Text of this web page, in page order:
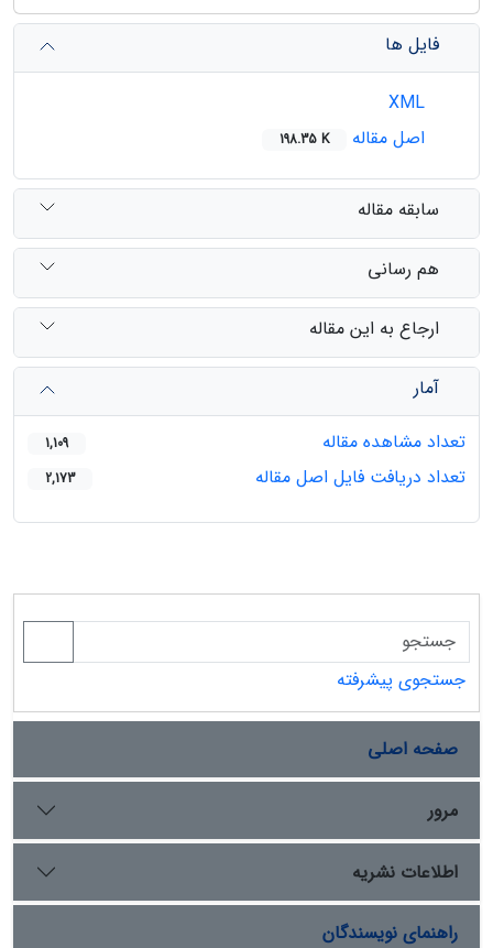
فایل ها
اصل مقاله
198.35 K
سابقه مقاله
هم رسانی
ارجاع به این مقاله
آمار
تعداد مشاهده مقاله
1,109
تعداد دریافت فایل اصل مقاله 2,173
جستجوی پیشرفته
صفحه اصلی
مرور
اطلاعات نشریه
راهنمای نویسندگان